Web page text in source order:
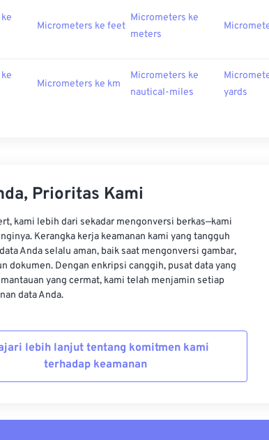
Micrometers ke feet
Micrometers ke
meters
Micrometers ke km
Micrometers ke
nautical-miles
yards
Prioritas Kami
kami lebih dari sekadar mengonversi berkas—kami
Kerangka kerja keamanan kami yang tangguh
Anda selalu aman, baik saat mengonversi gambar,
dokumen. Dengan enkripsi canggih, pusat data yang
yang cermat, kami telah menjamin setiap
data Anda.
lebih lanjut tentang komitmen kami
terhadap keamanan